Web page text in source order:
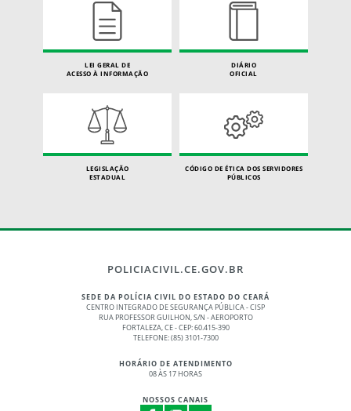
LEI GERAL DE
ACESSO À INFORMAÇÃO
DIÁRIO
OFICIAL
LEGISLAÇÃO
ESTADUAL
CÓDIGO DE ÉTICA DOS SERVIDORES
PÚBLICOS
POLICIACIVIL.CE.GOV.BR
SEDE DA POLÍCIA CIVIL DO ESTADO DO CEARÁ
CENTRO INTEGRADO DE SEGURANÇA PÚBLICA - CISP
RUA PROFESSOR GUILHON, S/N - AEROPORTO
FORTALEZA, CE - CEP: 60.415-390
TELEFONE: (85) 3101-7300
HORÁRIO DE ATENDIMENTO
08 ÀS 17 HORAS
NOSSOS CANAIS